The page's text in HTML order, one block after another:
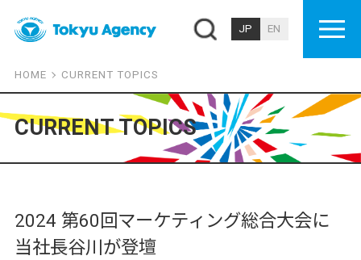
JP EN
HOME CURRENT TOPICS
CURRENT TOPICS
2024 第60回マーケティング総合大会に
当社長谷川が登壇